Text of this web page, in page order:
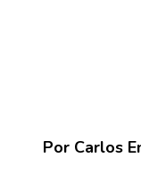
Por Carlos